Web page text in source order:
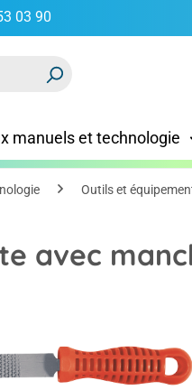
03 90
manuels et technologie
Outils et
avec